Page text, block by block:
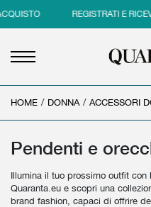
REGISTRATI E RICEVI
< INDIETRO
UOMO
NEW IN
ABBIGLIAMENTO
< INDIETRO
DONNA
NEW IN
ABBIGLIAMENTO
< INDIETRO
BRAND
UOMO
DONNA
< INDIETRO
SALDI
SALDI UOMO
SALDI DONNA
HOME / DONNA / ACCESSORI
Pendenti e
Illumina il tuo prossimo outfit con
Quaranta.eu e scopri una
brand fashion, capaci di offrire